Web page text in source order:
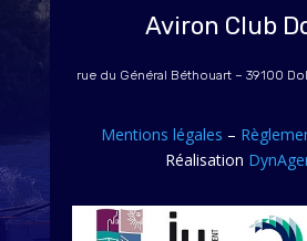
Aviron Club
rue du Général Béthouart – 39100
Mentions légales –
Réalisation